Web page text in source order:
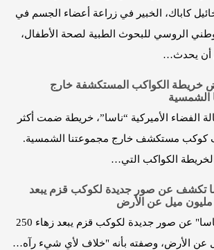
كاباك، الخبير في زراعة أعضاء الجسم في
الروسي للبحوث الطبية لصحة الأطفال،
أن يحدث…
خريطة الكواكب المستكشفة خارج
الشمسية
الفضاء الأميركية “ناسا”، خريطة ضمت أكثر
آلاف كوكب مستكشف خارج مجموعتنا الشمسية.
الكواكب التي…
تكشف عن صور جديدة لكوكب قزم يبعد
كشفت "ناسا" عن صور جديدة لكوكب قزم يبعد زهاء 250
عن الأرض، وصفته بأنه "خلاف لأي شيء رآه…